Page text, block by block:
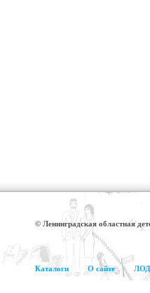
© Ленинградская областная
Каталоги О сайте